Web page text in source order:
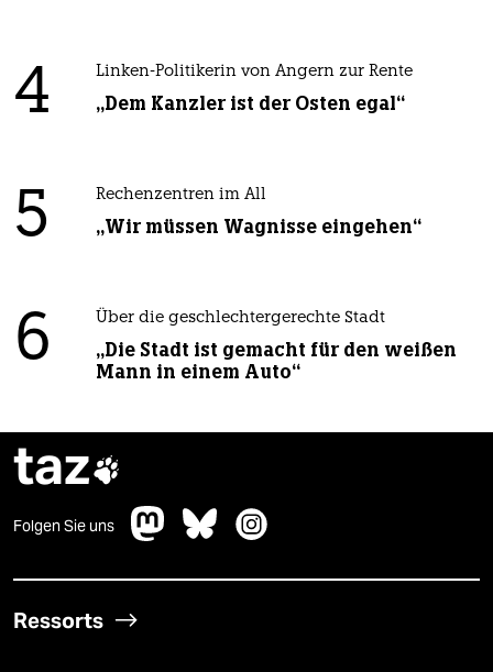
4
Linken-Politikerin von Angern zur Rente
„Dem Kanzler ist der Osten egal“
5 Rechenzentren im All
„Wir müssen Wagnisse eingehen“
6 Über die geschlechtergerechte Stadt
„Die Stadt ist gemacht für den weißen
Mann in einem Auto“
taz
Folgen Sie uns
Ressorts